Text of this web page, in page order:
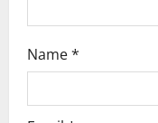
Name*